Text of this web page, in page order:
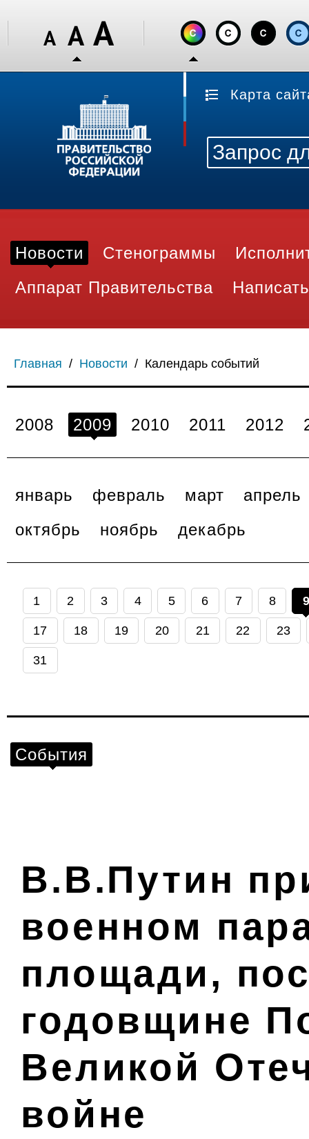
Карта
Новости Стенограммы
Аппарат Правительства
Главная / Новости / Календарь событий
2008 2009 2010 2011 2012
январь февраль март
апрель
октябрь
ноябрь декабрь
1 2 3 4 5 6 7 8 9
17 18 19 20 21 22 23
31
События
В.В.Путин
военном
площади,
годовщине
Великой
войне